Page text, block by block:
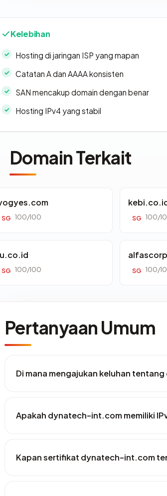
Kelebihan
Hosting di jaringan ISP yang mapan
Catatan A dan AAAA konsisten
SAN mencakup domain dengan benar
Hosting IPv4 yang stabil
Domain Terkait
SG 100/100 SG 100/
SG 100/100 SG 100/
Pertanyaan Umum
Di mana mengajukan keluhan
Apakah dynatech-int.com memiliki
Kapan sertifikat dynatech-int.com